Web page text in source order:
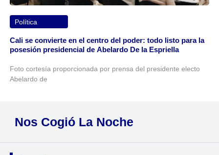
Política
Cali se convierte en el centro del poder: todo listo para la
posesión presidencial de Abelardo De la Espriella
Foto cortesía proporcionada por prensa del presidente electo
Abelardo de
Nos Cogió La Noche